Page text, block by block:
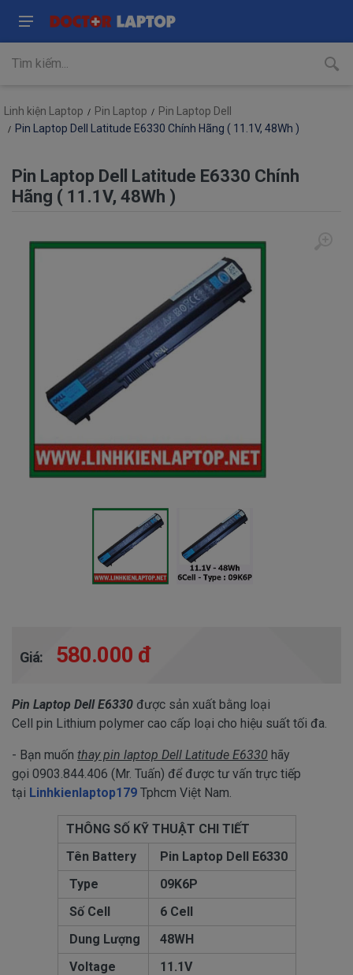
Linh kiện Laptop Pin Laptop
Pin Laptop Dell
Pin Laptop Dell Latitude E6330 Chính Hãng ( 11.1V, 48Wh )
Pin Laptop Dell Latitude E6330 Chính
Hãng ( 11.1V, 48Wh )
Giá: 580.000 đ
Pin Laptop Dell E6330 được sản xuất bằng loại
Cell pin Lithium polymer cao cấp loại cho hiệu suất tối đa.
- Bạn muốn thay pin laptop Dell Latitude E6330 hãy
gọi 0903.844.406 (Mr. Tuấn) để được tư vấn trực tiếp
tại Linhkienlaptop179 Tphcm Việt Nam.
THÔNG SỐ KỸ THUẬT CHI TIẾT
Tên Battery
Pin Laptop Dell E6330
Type
09K6P
Số Cell
6 Cell
Dung Lượng
48WH
Voltage
11.1V